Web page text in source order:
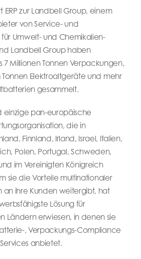
ERP zur Landbell Group, einem
von Service- und
Umwelt- und Chemikalien-
Landbell Group haben
7 Millionen Tonnen Verpackungen,
Tonnen Elektroaltgeräte und mehr
gesammelt.
einzige pan-europäische
die in
Finnland, Irland, Israel, Italien,
Polen, Portugal, Schweden,
im Vereinigten Königreich
sie die Vorteile multinationaler
an ihre Kunden weitergibt, hat
Lösung für
Ländern erwiesen, in denen sie
, Verpackungs-Compliance
anbietet.